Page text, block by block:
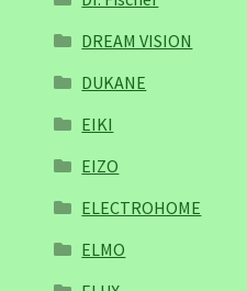
DREAM VISION
DUKANE
EIKI
EIZO
ELECTROHOME
ELMO